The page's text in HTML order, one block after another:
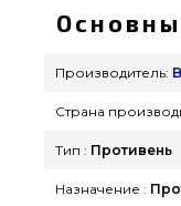
цене всего 5
брендовых
продавцам на
Производитель:
Страна
Тип : Противень
Назначение :